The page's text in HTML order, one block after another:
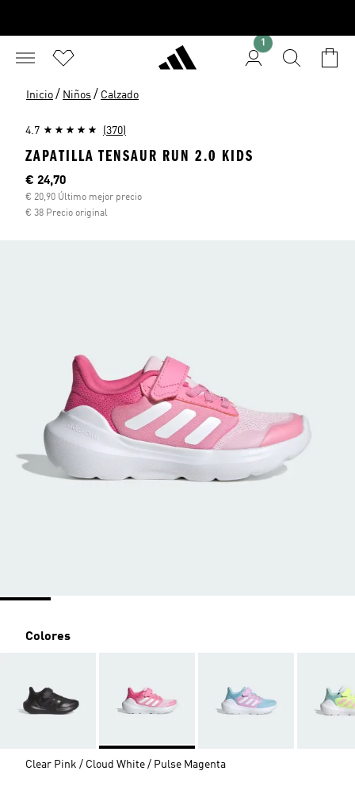
1
Inicio / Niños / Calzado
4.7 (370)
ZAPATILLA TENSAUR RUN 2.0 KIDS
Precio actual
€ 24,70
€ 20,90 Último mejor precio
€ 38 Precio original
Colores
Clear Pink / Cloud White / Pulse Magenta